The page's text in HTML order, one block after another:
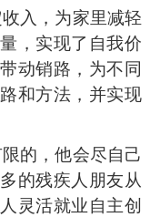
入，为家里减轻
，实现了自我价
动销路，为不同
和方法，并实现
的，他会尽自己
的残疾人朋友从
灵活就业自主创